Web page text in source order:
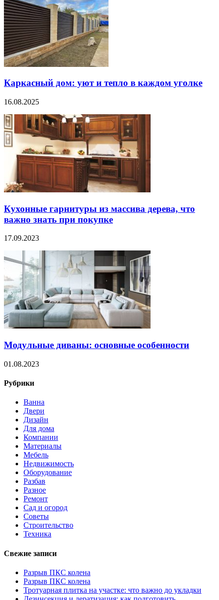
Каркасный дом: уют и тепло в каждом уголке
16.08.2025
Кухонные гарнитуры из массива дерева, что
важно знать при покупке
17.09.2023
Модульные диваны: основные особенности
01.08.2023
Рубрики
Ванна
Двери
Дизайн
Для дома
Компании
Материалы
Мебель
Недвижимость
Оборудование
Разбав
Разное
Ремонт
Сад и огород
Советы
Строительство
Техника
Свежие записи
Разрыв ПКС колена
Разрыв ПКС колена
Тротуарная плитка на участке: что важно до укладки